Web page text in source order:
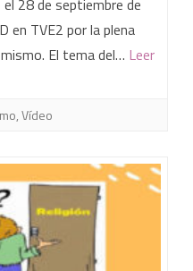
28 de septiembre de
en TVE2 por la plena
El tema del… Leer
,Vídeo